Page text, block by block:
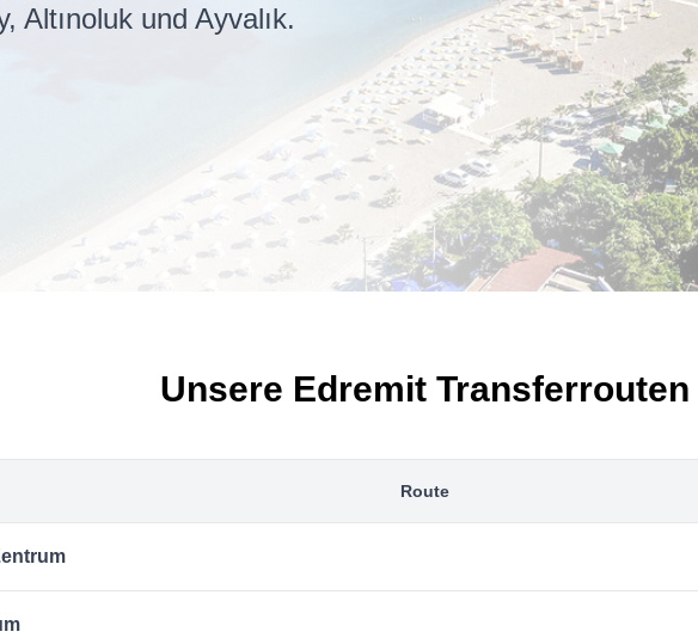
Altınoluk und Ayvalık.
Unsere Edremit Transferrouten
Route